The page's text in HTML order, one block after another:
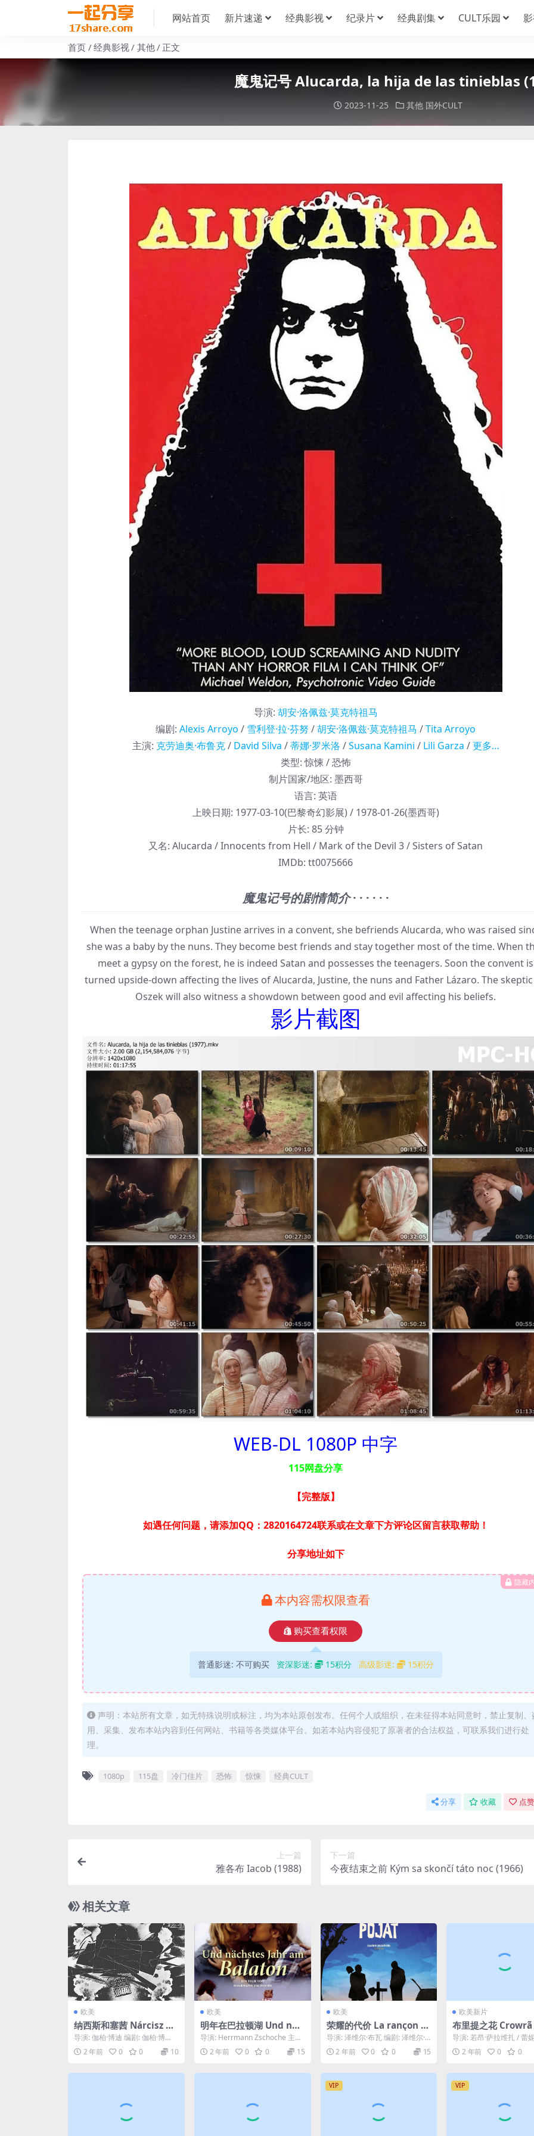
网站首页 新片速递 经典影视 纪录片 经典剧集 CULT乐园
首页 经典影视 其他 正文
魔鬼记号 Alucarda, la hija de las tinieblas
2023-11-25 其他 国外CULT
导演: 胡安·洛佩兹·莫克特祖马
编剧: Alexis Arroyo / 雪利登·拉·芬努 /胡安·洛佩兹·莫克特祖马 /Tita Arroyo
主演: 克劳迪奥·布鲁克/ David Silva /蒂娜·罗米洛 /Susana Kamini / Lili Garza /更多…
类型:惊悚 / 恐怖
制片国家/地区: 墨西哥
语言: 英语
上映日期: 1977-03-10(巴黎奇幻影展) / 1978-01-26(墨西哥)
片长: 85 分钟
又名: Alucarda / Innocents from Hell / Mark of the Devil 3 / Sisters of Satan
IMDb: tt0075666
魔鬼记号的剧情简介· · · · · ·
When the teenage orphan Justine arrives in a convent, she befriends Alucarda, who was raised
she was a baby by the nuns. They become best friends and stay together most of the time. When
meet a gypsy on the forest, he is indeed Satan and possesses the teenagers. Soon the convent is
turned upside-down affecting the lives of Alucarda, Justine, the nuns and Father Lázaro. The skeptic
Oszek will also witness a showdown between good and evil affecting his beliefs.
影片截图
WEB-DL 1080P 中字
115网盘分享
【完整版】
如遇任何问题，请添加QQ：2820164724联系或在文章下方评论区留言获取帮助！
分享地址如下
隐藏
本内容需权限查看
购买查看权限
普通影迷: 不可购买 资深影迷: 15积分 高级影迷: 15积分
声明：本站所有文章，如无特殊说明或标注，均为本站原创发布。任何个人或组织，在未征得本站同意时，禁止复制、
用、采集、发布本站内容到任何网站、书籍等各类媒体平台。如若本站内容侵犯了原著者的合法权益，可联系我们进行处
理。
1080p 115盘 冷门佳片 恐怖 惊悚 经典CULT
分享 收藏 点
上一篇
雅各布 Iacob (1988)
下一篇
今夜结束之前 Kým sa skončí táto noc (1966)
相关文章
欧美
纳西斯和塞茜 Nárcisz és
Psyché (1980)
导演: 伽柏·博迪 编剧: 伽柏·博
迪 / 威廉·乔普拉尔 主演: 帕德里
西亚·...
2 年前 0 0 10
欧美
明年在巴拉顿湖 Und näc
hstes Jahr am Balaton
(1980)
导演: Herrmann Zschoche 主
演: Gudrun Ritter ...
2 年前 0 0 15
欧美
荣耀的代价 La rançon d
e la gloire (2014)
导演: 泽维尔·布瓦 编剧: 泽维尔·
布瓦 / 艾蒂安·科马尔 / 玛丽-朱莉
·... 2 年前 0 0 15
欧美新片
布里提之花
3)
导演: 若昂·萨拉维扎 / 蕾
梅索拉 编剧: 若昂·萨拉维
妮...2 年前 0 0
VIP VIP